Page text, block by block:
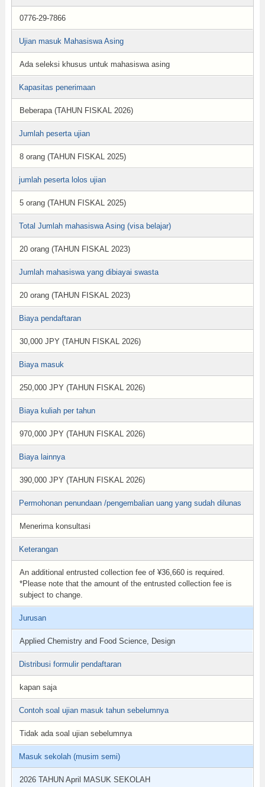
0776-29-7866
Ujian masuk Mahasiswa Asing
Ada seleksi khusus untuk mahasiswa asing
Kapasitas penerimaan
Beberapa (TAHUN FISKAL 2026)
Jumlah peserta ujian
8 orang (TAHUN FISKAL 2025)
jumlah peserta lolos ujian
5 orang (TAHUN FISKAL 2025)
Total Jumlah mahasiswa Asing (visa belajar)
20 orang (TAHUN FISKAL 2023)
Jumlah mahasiswa yang dibiayai swasta
20 orang (TAHUN FISKAL 2023)
Biaya pendaftaran
30,000 JPY (TAHUN FISKAL 2026)
Biaya masuk
250,000 JPY (TAHUN FISKAL 2026)
Biaya kuliah per tahun
970,000 JPY (TAHUN FISKAL 2026)
Biaya lainnya
390,000 JPY (TAHUN FISKAL 2026)
Permohonan penundaan /pengembalian uang yang sudah dilunas
Menerima konsultasi
Keterangan
An additional entrusted collection fee of ¥36,660 is required.
*Please note that the amount of the entrusted collection fee is
subject to change.
Jurusan
Applied Chemistry and Food Science, Design
Distribusi formulir pendaftaran
kapan saja
Contoh soal ujian masuk tahun sebelumnya
Tidak ada soal ujian sebelumnya
Masuk sekolah (musim semi)
2026 TAHUN April MASUK SEKOLAH